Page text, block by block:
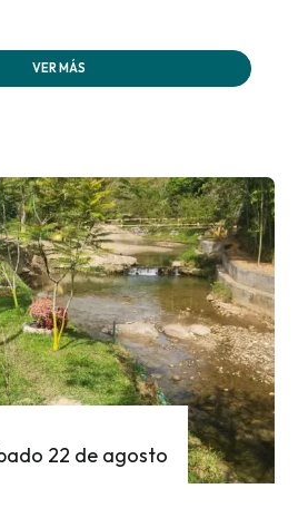
VER MÁS
22 de agosto